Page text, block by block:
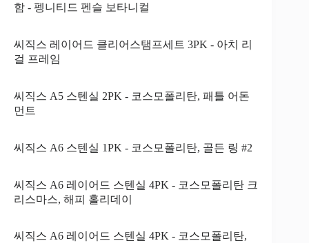
함 - 펭니티드 펜슬 보타니컬
씨직스 레이어드 클리어스탬프세트 3PK - 아치 리
걸 프레임
씨직스 A5 스텐실 2PK - 코스모폴리탄, 패틀 어돈
먼트
씨직스 A6 스텐실 1PK - 코스모폴리탄, 골든 링 #2
씨직스 A6 레이어드 스텐실 4PK - 코스모폴리탄 크
리스마스, 해피 홀리데이
씨직스 A6 레이어드 스텐실 4PK - 코스모폴리탄,